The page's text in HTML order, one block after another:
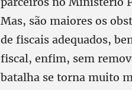
Mas, são maiores os
de fiscais adequados,
fiscal, enfim, sem
batalha se torna muito